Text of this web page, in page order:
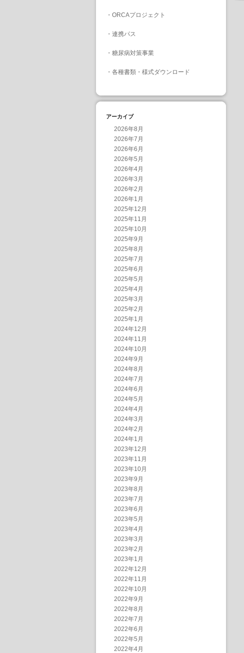
・ ORCAプロジェクト
・ 連携パス
・ 糖尿病対策事業
・ 各種書類・様式ダウンロード
アーカイブ
2026年8月
2026年7月
2026年6月
2026年5月
2026年4月
2026年3月
2026年2月
2026年1月
2025年12月
2025年11月
2025年10月
2025年9月
2025年8月
2025年7月
2025年6月
2025年5月
2025年4月
2025年3月
2025年2月
2025年1月
2024年12月
2024年11月
2024年10月
2024年9月
2024年8月
2024年7月
2024年6月
2024年5月
2024年4月
2024年3月
2024年2月
2024年1月
2023年12月
2023年11月
2023年10月
2023年9月
2023年8月
2023年7月
2023年6月
2023年5月
2023年4月
2023年3月
2023年2月
2023年1月
2022年12月
2022年11月
2022年10月
2022年9月
2022年8月
2022年7月
2022年6月
2022年5月
2022年4月